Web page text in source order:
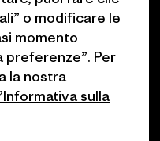
o modificare le
momento
preferenze”. Per
la nostra
sulla